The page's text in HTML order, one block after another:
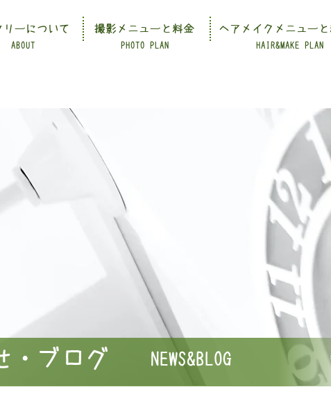
ABOUT PHOTO PLAN HAIR&MAKE PLAN
リーについて 撮影メニューと料金 ヘアメイクメニュー
NEWS&BLOG
・ブログ